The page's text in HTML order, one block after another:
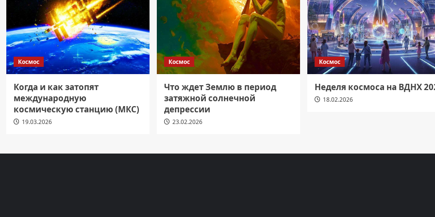
Космос
Когда и как затопят
международную
космическую станцию (МКС)
19.03.2026
Космос
Что ждет Землю в период
затяжной солнечной
депрессии
23.02.2026
Космос
Неделя космоса на ВДНХ
18.02.2026